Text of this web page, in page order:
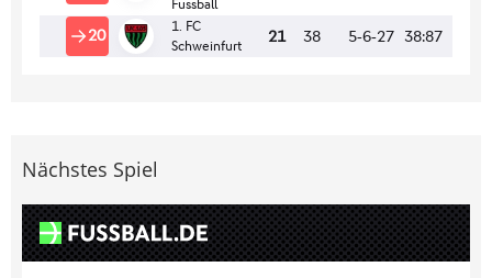
Nächstes Spiel